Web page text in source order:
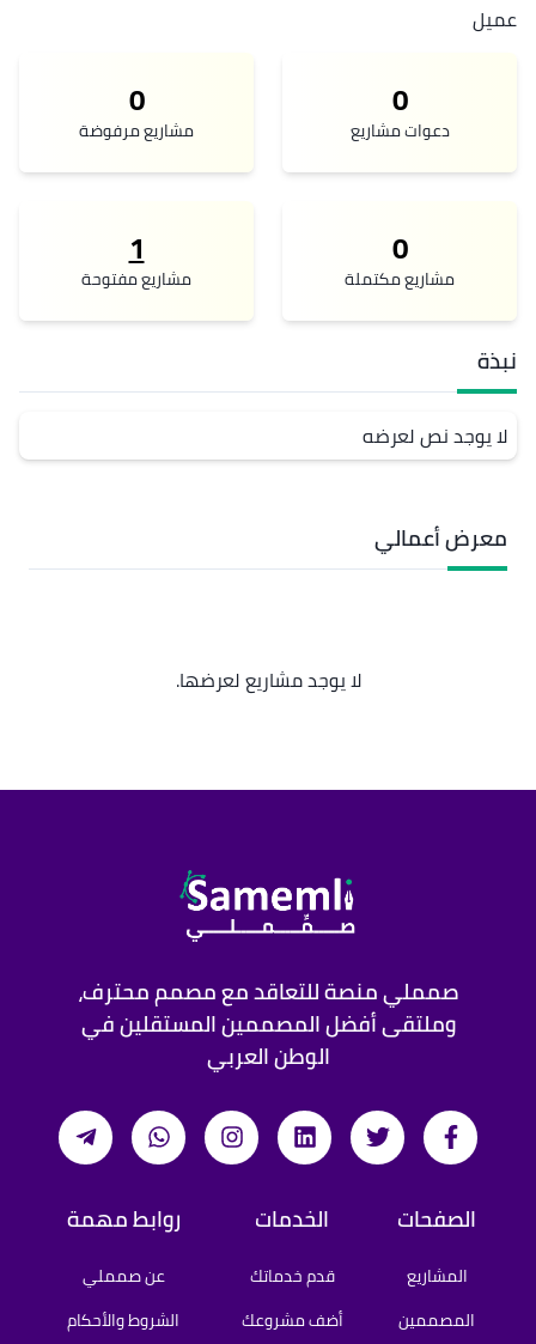
عميل
0
دعوات مشاريع
0
مشاريع مرفوضة
0
مشاريع مكتملة
1
مشاريع مفتوحة
نبذة
لا يوجد نص لعرضه
معرض أعمالي
لا يوجد مشاريع لعرضها.
صمملي منصة للتعاقد مع مصمم محترف،
وملتقى أفضل المصممين المستقلين في
الوطن العربي
الصفحات
المشاريع
المصممين
الخدمات
قدم خدماتك
أضف مشروعك
روابط مهمة
عن صمملي
الشروط والأحكام